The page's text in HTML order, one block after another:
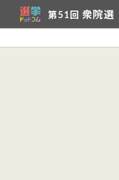
第51回 衆院選